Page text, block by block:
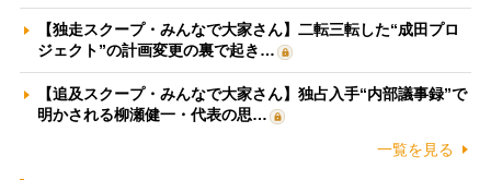
【独走スクープ・みんなで大家さん】二転三転した“成田プロ
ジェクト”の計画変更の裏で起き…
【追及スクープ・みんなで大家さん】独占入手“内部議事録”で
明かされる柳瀬健一・代表の思…
一覧を見る